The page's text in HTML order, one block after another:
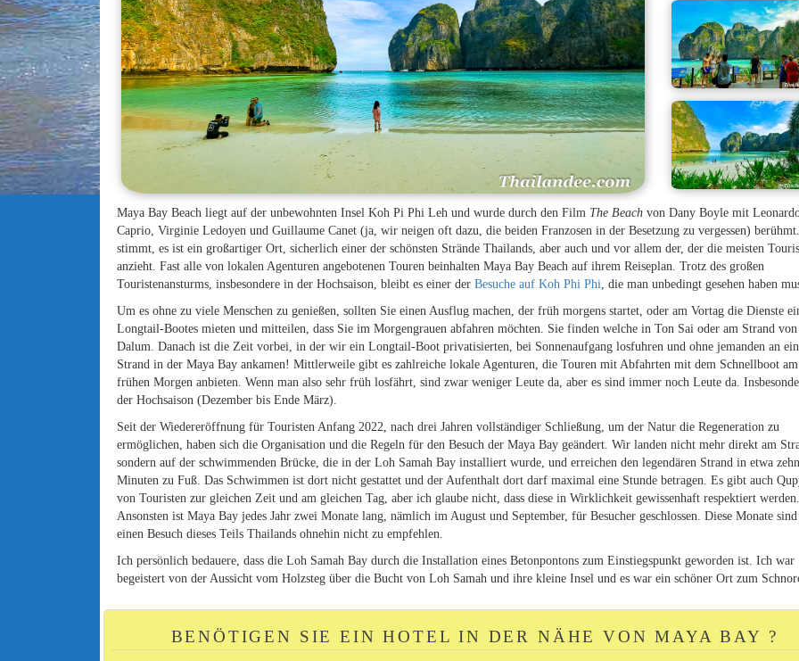
Maya Bay Beach liegt auf der unbewohnten Insel Koh Pi Phi Leh und wurde durch den Film The Beach von Dany Boyle mit
Caprio, Virginie Ledoyen und Guillaume Canet (ja, wir neigen oft dazu, die beiden Franzosen in der Besetzung zu vergessen)
stimmt, es ist ein großartiger Ort, sicherlich einer der schönsten Strände Thailands, aber auch und vor allem der, der die meisten
anzieht. Fast alle von lokalen Agenturen angebotenen Touren beinhalten Maya Bay Beach auf ihrem Reiseplan. Trotz des großen
Touristenansturms, insbesondere in der Hochsaison, bleibt es einer derBesuche auf Koh Phi Phi, die man unbedingt gesehen haben
Um es ohne zu viele Menschen zu genießen, sollten Sie einen Ausflug machen, der früh morgens startet, oder am Vortag die Dienste
Longtail-Bootes mieten und mitteilen, dass Sie im Morgengrauen abfahren möchten. Sie finden welche in Ton Sai oder am Strand
Dalum. Danach ist die Zeit vorbei, in der wir ein Longtail-Boot privatisierten, bei Sonnenaufgang losfuhren und ohne jemanden an
Strand in der Maya Bay ankamen! Mittlerweile gibt es zahlreiche lokale Agenturen, die Touren mit Abfahrten mit dem Schnellboot am
frühen Morgen anbieten. Wenn man also sehr früh losfährt, sind zwar weniger Leute da, aber es sind immer noch Leute da.
der Hochsaison (Dezember bis Ende März).
Seit der Wiedereröffnung für Touristen Anfang 2022, nach drei Jahren vollständiger Schließung, um der Natur die Regeneration zu
ermöglichen, haben sich die Organisation und die Regeln für den Besuch der Maya Bay geändert. Wir landen nicht mehr direkt am
sondern auf der schwimmenden Brücke, die in der Loh Samah Bay installiert wurde, und erreichen den legendären Strand in etwa zehn
Minuten zu Fuß. Das Schwimmen ist dort nicht gestattet und der Aufenthalt dort darf maximal eine Stunde betragen. Es gibt auch
von Touristen zur gleichen Zeit und am gleichen Tag, aber ich glaube nicht, dass diese in Wirklichkeit gewissenhaft respektiert werden.
Ansonsten ist Maya Bay jedes Jahr zwei Monate lang, nämlich im August und September, für Besucher geschlossen. Diese Monate
einen Besuch dieses Teils Thailands ohnehin nicht zu empfehlen.
Ich persönlich bedauere, dass die Loh Samah Bay durch die Installation eines Betonpontons zum Einstiegspunkt geworden ist. Ich war
begeistert von der Aussicht vom Holzsteg über die Bucht von Loh Samah und ihre kleine Insel und es war ein schöner Ort zum
BENÖTIGEN SIE EIN HOTEL IN DER NÄHE VON MAYA BAY ?